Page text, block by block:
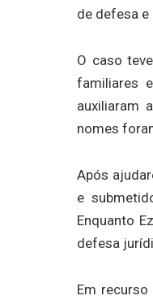
de defesa e
O caso
familiares
auxiliaram
nomes
Após
e
Enquanto
defesa
Em